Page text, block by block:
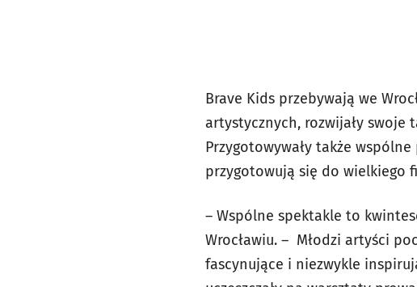
Brave Kids przebywają we
artystycznych, rozwijały swoje
Przygotowywały także
przygotowują się do wielkiego
– Wspólne spektakle to
Wrocławiu. – Młodzi artyści
fascynujące i niezwykle